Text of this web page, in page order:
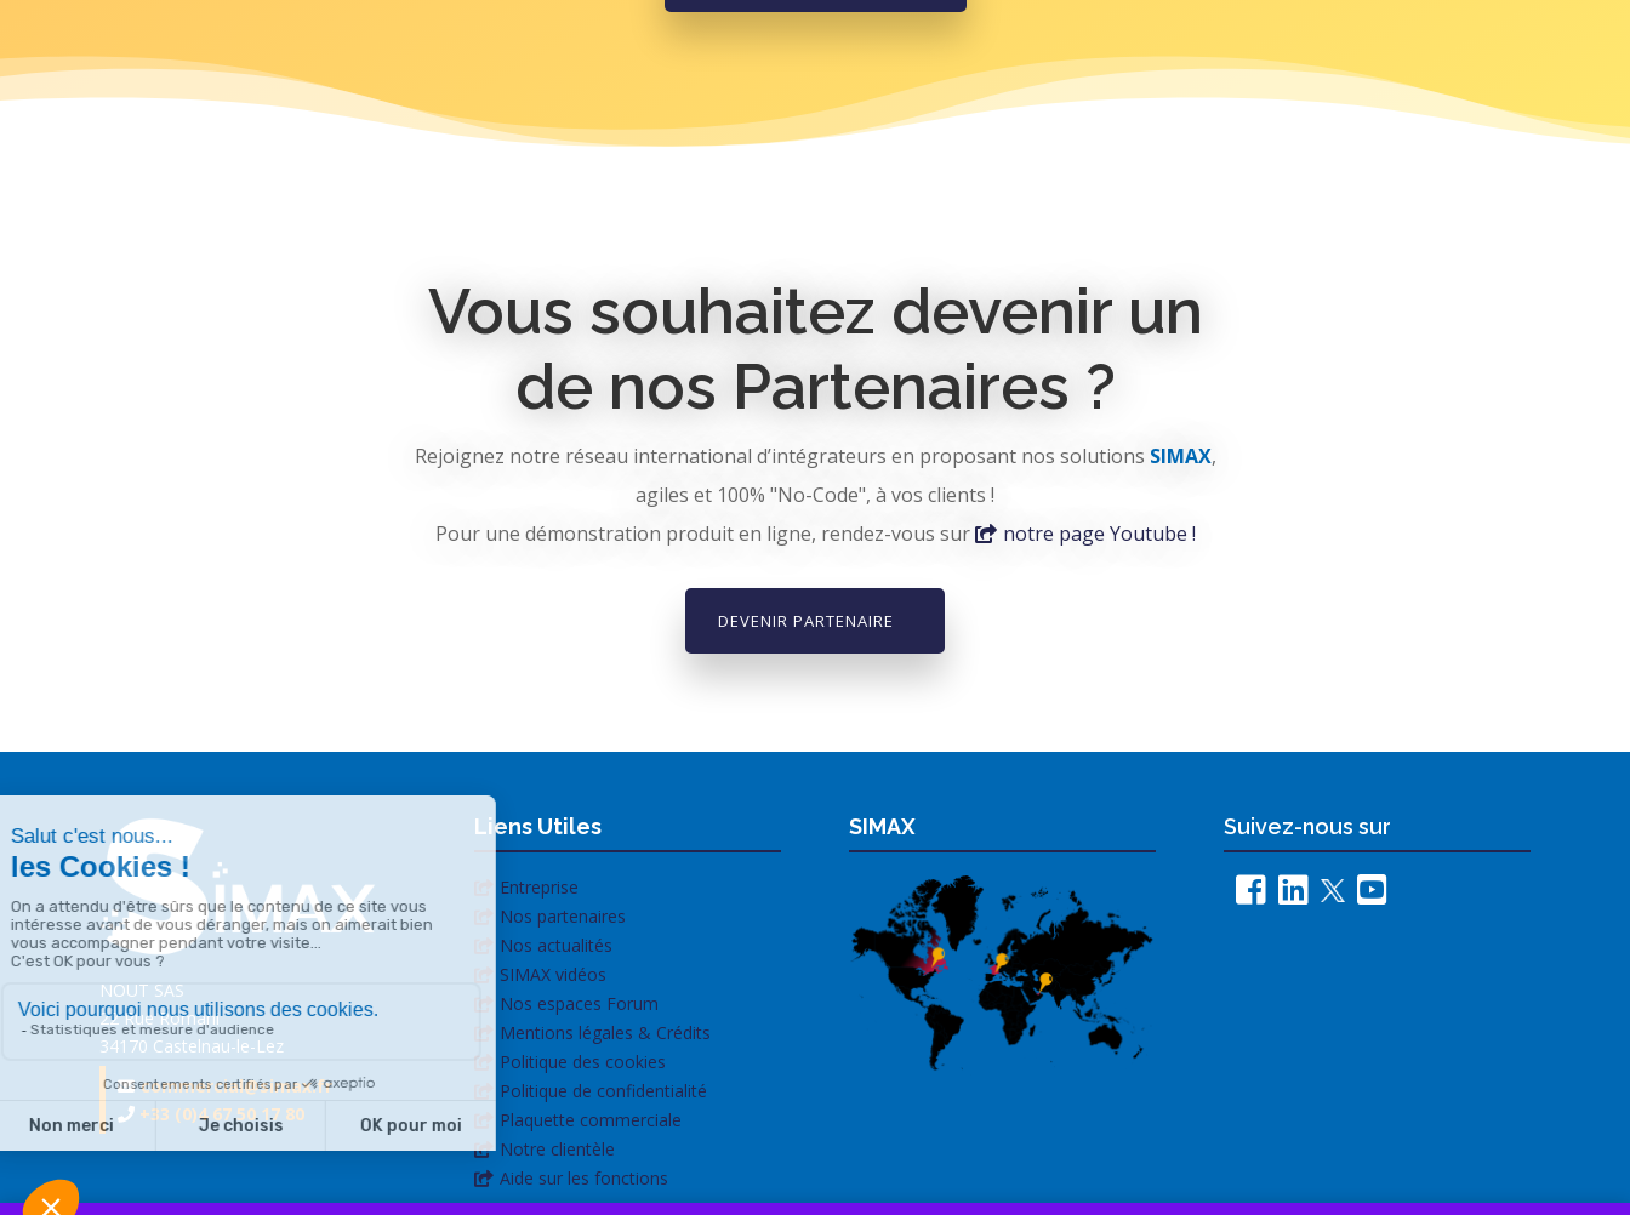
Vous souhaitez devenir un
de nos Partenaires ?
Rejoignez notre réseau international d’intégrateurs en proposant nos solutions SIMAX,
agiles et 100% "No-Code", à vos clients !
Pour une démonstration produit en ligne, rendez-vous sur
notre page Youtube !
DEVENIR PARTENAIRE
NOUT SAS
22 Rue Romani
34170 Castelnau-le-Lez
commercial@simax.fr
+33 (0)4 67 50 17 80
Liens Utiles
Entreprise
Nos partenaires
Nos actualités
SIMAX vidéos
Nos espaces Forum
Mentions légales & Crédits
Politique des cookies
Politique de confidentialité
Plaquette commerciale
Notre clientèle
Aide sur les fonctions
SIMAX Suivez-nous sur